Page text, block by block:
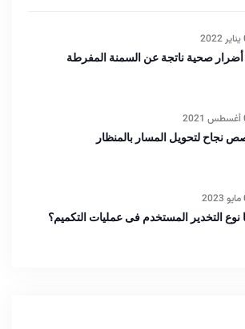
نجاح لتحويل المسار بالمنظار
نوع التخدير المستخدم فى عمليات التكميم؟